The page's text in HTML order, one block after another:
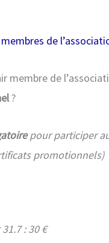
de
membre de
?
pour participer
promotionnels)
: 30 €